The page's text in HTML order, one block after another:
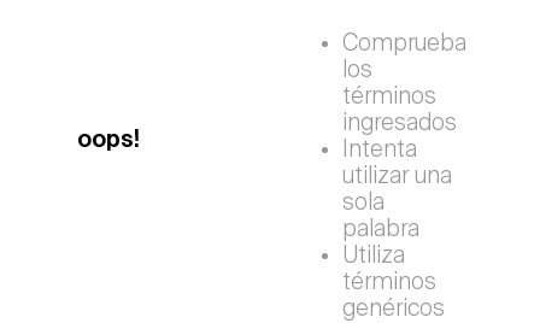
oops!
Comprueba
los
términos
ingresados
Intenta
utilizar una
sola
palabra
Utiliza
términos
genéricos